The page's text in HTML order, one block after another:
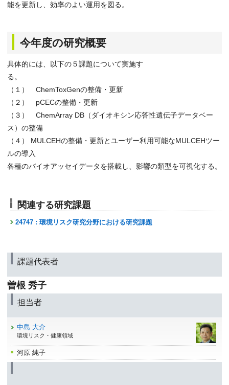
能を更新し、効率のよい運用を図る。
今年度の研究概要
具体的には、以下の５課題について実施す
（１） ChemToxGenの整備・更新
（２） pCECの整備・更新
（３） ChemArray DB（ダイオキシン応答性遺伝子データベー
ス）の整備
（４） MULCEHの整備・更新とユーザー利用可能なMULCEHツー
ルの導入
各種のバイオアッセイデータを搭載し、影響の類型を可視化する。
関連する研究課題
24747 : 環境リスク研究分野における研究課題
課題代表者
曽根 秀子
担当者
中島 大介
環境リスク・健康領域
河原 純子